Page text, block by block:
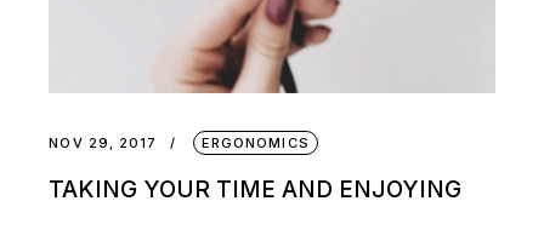
NOV 29, 2017 ERGONOMICS
TAKING YOUR TIME AND ENJOYING